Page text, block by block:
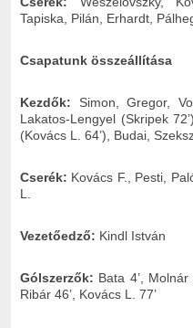
Tapiska, Pilán, Erhardt,
Csapatunk összeállítása
Kezdők: Simon, Gregor,
Lakatos-Lengyel (Skripek
(Kovács L. 64’), Budai,
Cserék: Kovács F., Pesti,
L.
Vezetőedző: Kindl István
Gólszerzők: Bata 4’, Molnár
Ribár 46’, Kovács L. 77’